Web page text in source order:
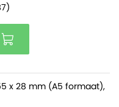
x 28 mm (A5 formaat),